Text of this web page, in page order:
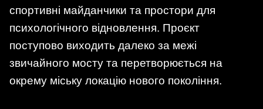
спортивні майданчики та простори для
психологічного відновлення. Проєкт
поступово виходить далеко за межі
звичайного мосту та перетворюється на
окрему міську локацію нового покоління.